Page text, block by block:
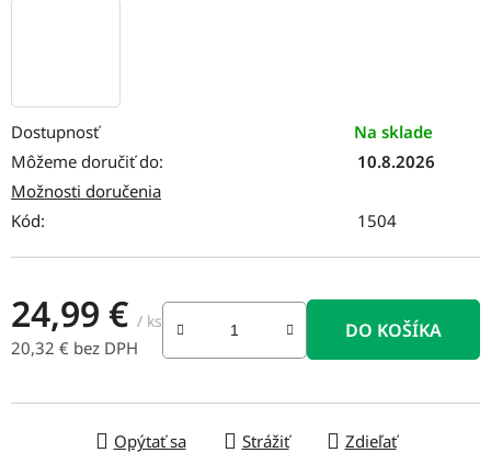
Dostupnosť
Na sklade
Môžeme doručiť do:
10.8.2026
Možnosti doručenia
Kód:
1504
24,99 € / ks
20,32 € bez DPH
DO KOŠÍKA
Opýtať sa Strážiť Zdieľať